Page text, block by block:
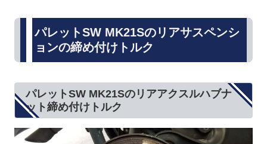
パレットSW MK21Sのリアサスペンシ
ョンの締め付けトルク
パレットSW MK21Sのリアアクスルハブナ
ット締め付けトルク